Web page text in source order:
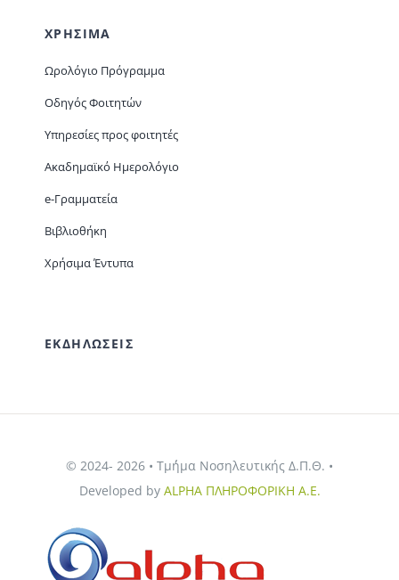
ΧΡΗΣΙΜΑ
Ωρολόγιο Πρόγραμμα
Οδηγός Φοιτητών
Υπηρεσίες προς φοιτητές
Ακαδημαϊκό Ημερολόγιο
e-Γραμματεία
Βιβλιοθήκη
Χρήσιμα Έντυπα
ΕΚΔΗΛΩΣΕΙΣ
© 2024- 2026 • Τμ΄ήμα Νοσηλευτικής Δ.Π.Θ. •
Developed by ALPHA ΠΛΗΡΟΦΟΡΙΚΗ Α.Ε.